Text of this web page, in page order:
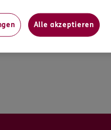
auch außerhalb der
Alle akzeptieren